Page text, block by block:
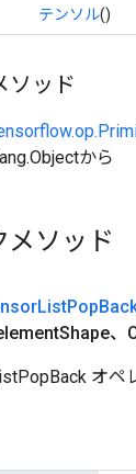
テンソル()
ソッド
から
メソッド
ListPop
Shape、
オペ